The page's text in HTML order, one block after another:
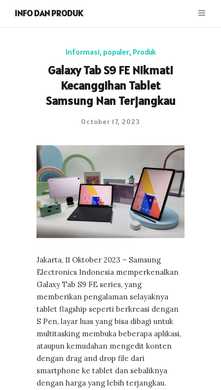
INFO DAN PRODUK
Informasi, populer, Produk
Galaxy Tab S9 FE Nikmati
Kecanggihan Tablet
Samsung Nan Terjangkau
October 17, 2023
Jakarta, 11 Oktober 2023 – Samsung
Electronics Indonesia memperkenalkan
Galaxy Tab S9 FE series, yang
memberikan pengalaman selayaknya
tablet flagship seperti berkreasi dengan
S Pen, layar luas yang bisa dibagi untuk
multitasking membuka beberapa aplikasi,
ataupun kemudahan mengedit konten
dengan drag and drop file dari
smartphone ke tablet dan sebaliknya
dengan harga yang lebih terjangkau.